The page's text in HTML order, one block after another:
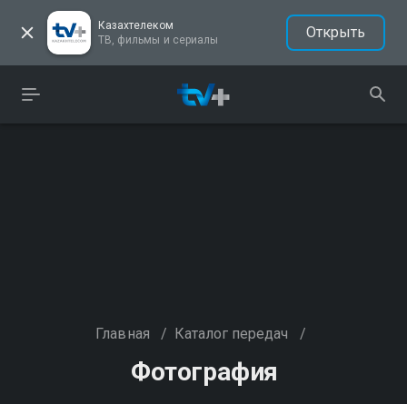
Казахтелеком
ТВ, фильмы и сериалы
Открыть
Главная / Каталог передач /
Фотография